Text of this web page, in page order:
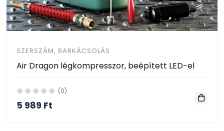
SZERSZÁM, BARKÁCSOLÁS
Air Dragon légkompresszor, beépített LED-el
(0)
5 989 Ft